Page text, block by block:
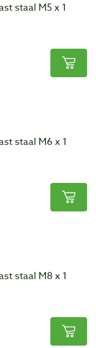
staal M5 x 1
staal M6 x 1
staal M8 x 1